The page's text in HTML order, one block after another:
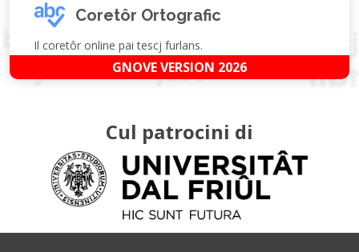
Coretôr Ortografic
Il coretôr online pai tescj furlans.
GNOVE VERSION 2026
Cul patrocini di